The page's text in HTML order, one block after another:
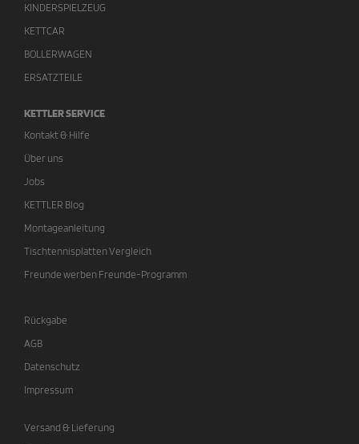
KINDERSPIELZEUG
KETTCAR
BOLLERWAGEN
ERSATZTEILE
KETTLER SERVICE
Kontakt & Hilfe
Über uns
Jobs
KETTLER Blog
Montageanleitung
Tischtennisplatten Vergleich
Freunde werben Freunde-Programm
Rückgabe
AGB
Datenschutz
Impressum
Versand & Lieferung